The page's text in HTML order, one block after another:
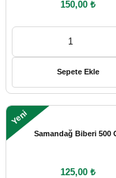
150,00 ₺
Sepete Ekle
Yeni
Samandağ Biberi 500
125,00 ₺